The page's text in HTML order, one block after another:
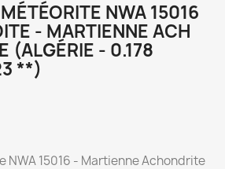
NWA 15016
- MARTIENNE ACH
(ALGÉRIE - 0.178
**)
NWA 15016 - Martienne Achondrite